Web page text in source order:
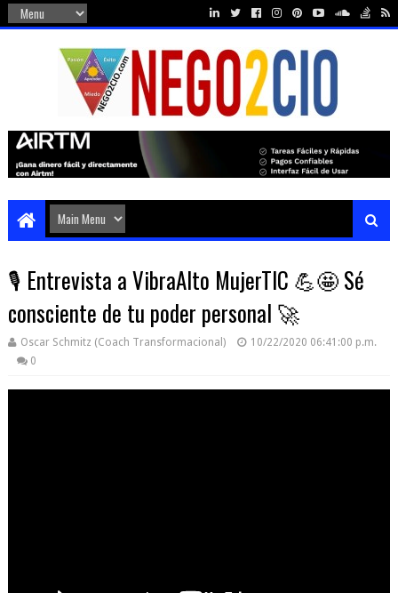
🎙️ Entrevista a VibraAlto MujerTIC 💪🤩 Sé
consciente de tu poder personal 🚀
Oscar Schmitz (Coach Transformacional)
10/22/2020 06:41:00 p.m.
0